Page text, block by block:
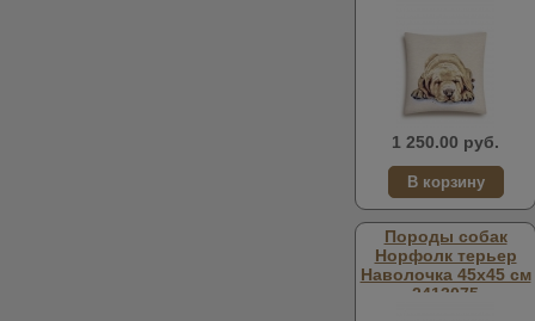
1 250.00 руб.
Породы собак
Норфолк терьер
Наволочка 45х45 см
2413075